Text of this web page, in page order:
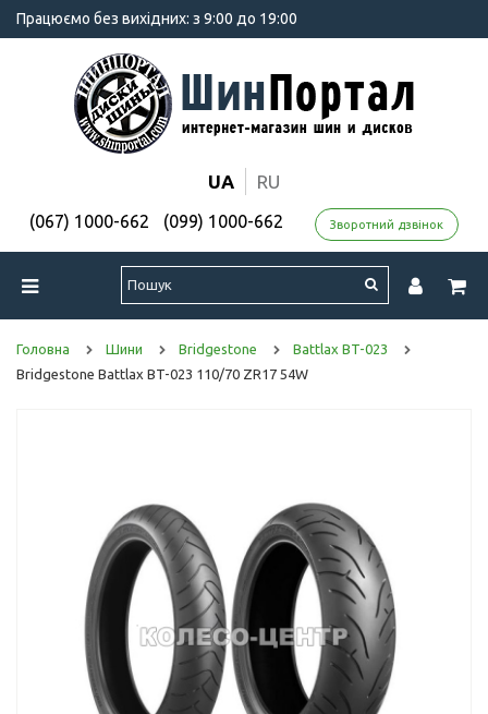
Працюємо без вихідних: з 9:00 до 19:00
UA RU
(067) 1000-662 (099) 1000-662 Зворотний дзвінок
Головна Шини Bridgestone
Battlax BT-023
Bridgestone Battlax BT-023 110/70 ZR17 54W